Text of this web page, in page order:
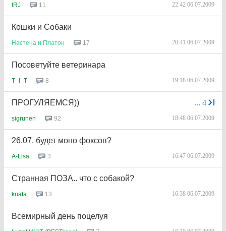
IRJ 11 22:42 06.07.2009
Кошки и Собаки
Настена и Платон 17 20:41 06.07.2009
Посоветуйте ветеринара
T_I_T 8 19:18 06.07.2009
... 4
ПРОГУЛЯЕМСЯ))
sigrunen 92 18:48 06.07.2009
26.07. будет моно фоксов?
A-Lisa 3 16:47 06.07.2009
Странная ПОЗА.. что с собакой?
knata 13 16:38 06.07.2009
Всемирный день поцелуя